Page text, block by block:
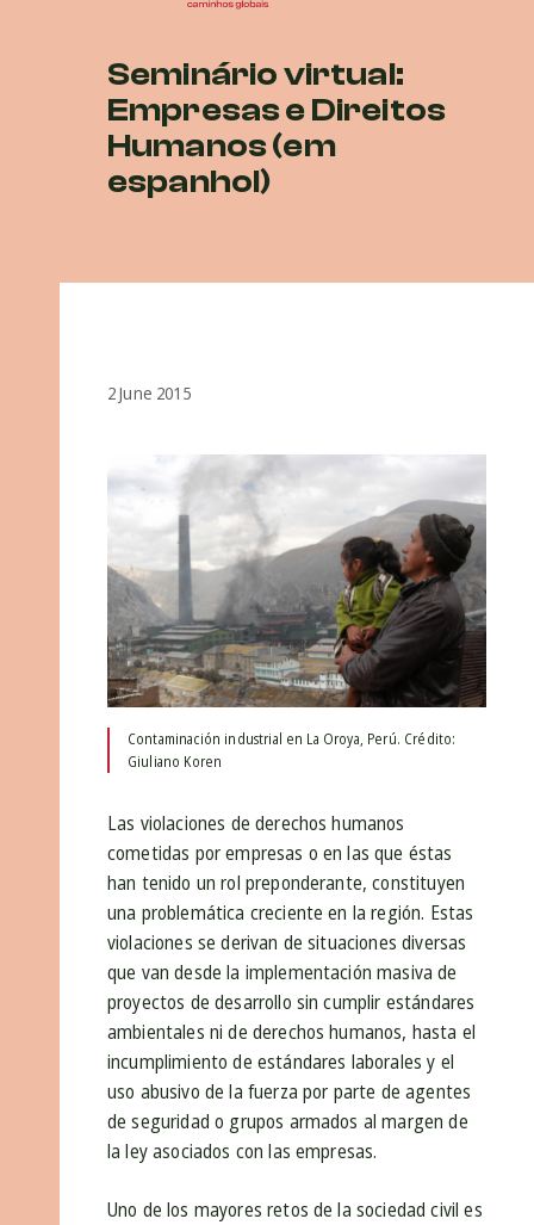
Seminário virtual:
Empresas e Direitos
Humanos (em
espanhol)
2 June 2015
Contaminación industrial en La Oroya, Perú. Crédito:
Giuliano Koren
Las violaciones de derechos humanos
cometidas por empresas o en las que éstas
han tenido un rol preponderante, constituyen
una problemática creciente en la región. Estas
violaciones se derivan de situaciones diversas
que van desde la implementación masiva de
proyectos de desarrollo sin cumplir estándares
ambientales ni de derechos humanos, hasta el
incumplimiento de estándares laborales y el
uso abusivo de la fuerza por parte de agentes
de seguridad o grupos armados al margen de
la ley asociados con las empresas.
Uno de los mayores retos de la sociedad civil es